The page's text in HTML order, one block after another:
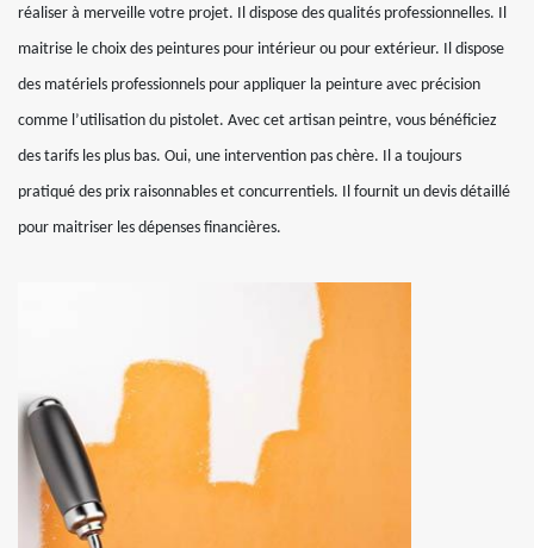
réaliser à merveille votre projet. Il dispose des qualités professionnelles. Il
maitrise le choix des peintures pour intérieur ou pour extérieur. Il dispose
des matériels professionnels pour appliquer la peinture avec précision
comme l’utilisation du pistolet. Avec cet artisan peintre, vous bénéficiez
des tarifs les plus bas. Oui, une intervention pas chère. Il a toujours
pratiqué des prix raisonnables et concurrentiels. Il fournit un devis détaillé
pour maitriser les dépenses financières.